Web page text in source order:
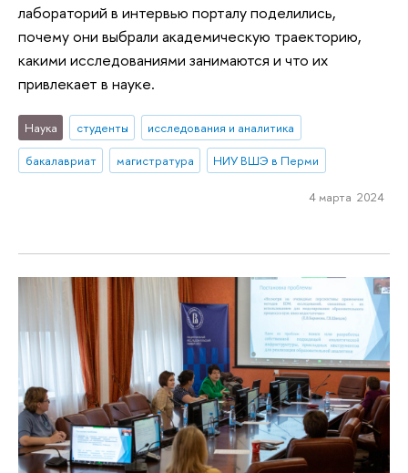
лабораторий в интервью порталу поделились,
почему они выбрали академическую траекторию,
какими исследованиями занимаются и что их
привлекает в науке.
Наука студенты
исследования и аналитика
бакалавриат
магистратура НИУ ВШЭ в Перми
4 марта 2024